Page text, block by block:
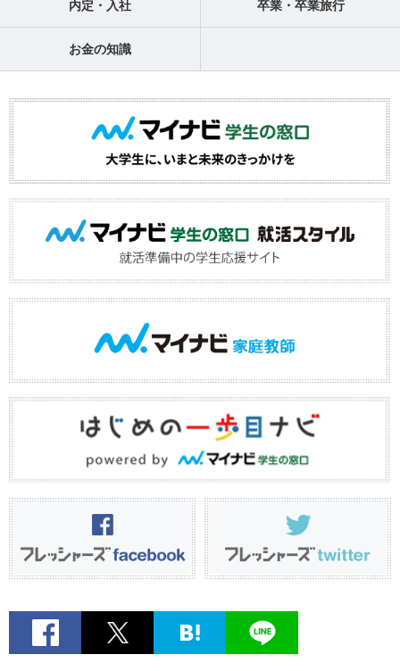
内定・入社 卒業・卒業旅行
お金の知識